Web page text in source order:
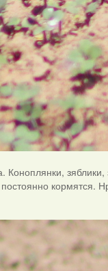
Коноплянки,